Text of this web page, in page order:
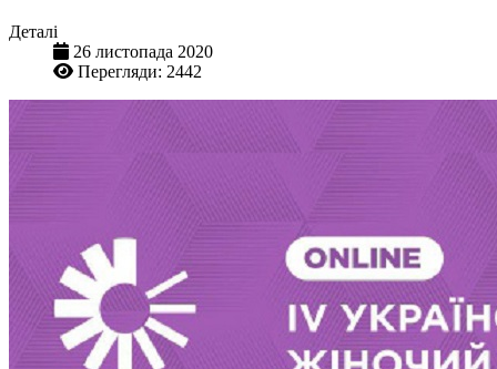
Деталі
26 листопада 2020
Перегляди: 2442